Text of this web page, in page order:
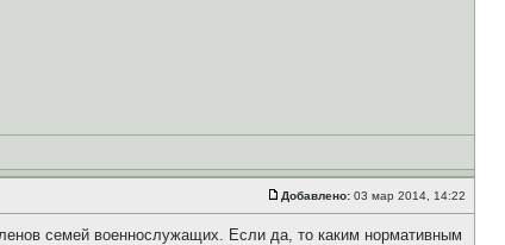
Добавлено: 03 мар 2014, 14:22
семей военнослужащих. Если да, то каким нормативным